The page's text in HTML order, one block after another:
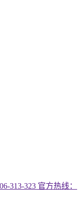
313-323 官方热线：